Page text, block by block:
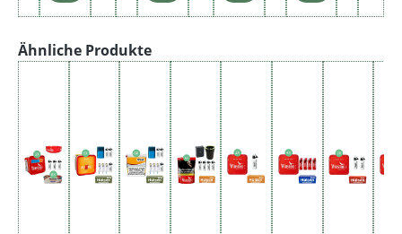
Produktgalerie überspringen
Ähnliche Produkte